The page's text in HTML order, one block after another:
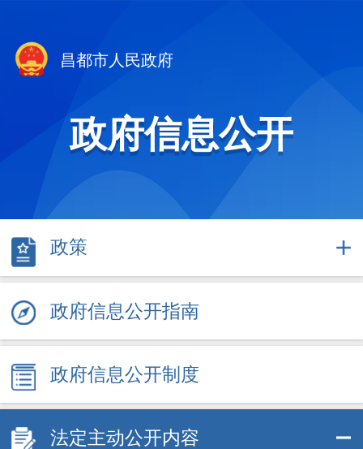
昌都市人民政府
政府信息公开
政策
政府信息公开指南
政府信息公开制度
法定主动公开内容